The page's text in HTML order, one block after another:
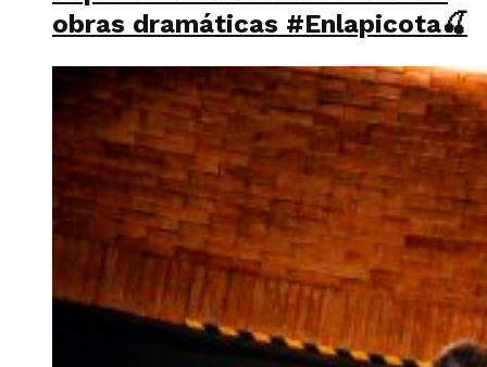
obras dramáticas #Enlapicota🍒